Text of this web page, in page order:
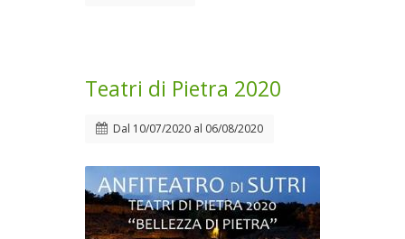
Teatri di Pietra 2020
Dal 10/07/2020 al 06/08/2020